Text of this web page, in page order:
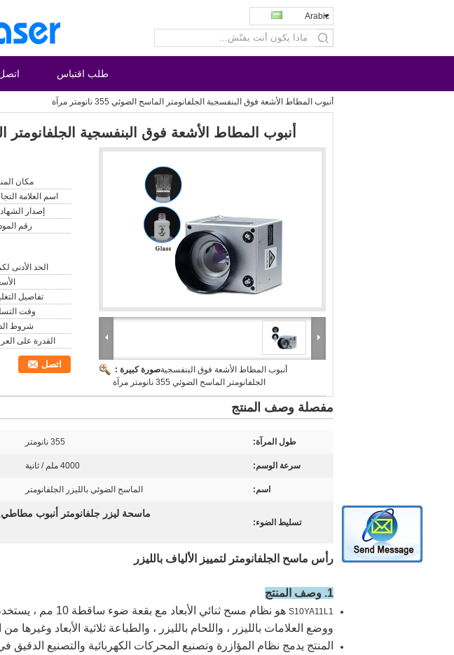
Arabic
search
اتصل طلب اقتباس
أنبوب المطاط الأشعة فوق البنفسجية الجلفانومتر الماسح الضوئي 355 نانومتر مرآة
أنبوب المطاط الأشعة فوق البنفسجية الجلفانومتر الماسح
صورة كبيرة :أنبوب المطاط الأشعة فوق البنفسجية
الجلفانومتر الماسح الضوئي 355 نانومتر مرآة
مكان
اسم العلامة
إصدار
رقم
الحد الأدنى
تفاصيل
وقت
شروط
القدرة على
اتصل
مفصلة وصف المنتج
طول المرآة: 355 نانومتر
سرعة الوسم: 4000 ملم / ثانية
اسم: الماسح الضوئي بالليزر الجلفانومتر
تسليط الضوء:
ماسحة ليزر جلفانومتر أنبوب مطاطي,
رأس ماسح الجلفانومتر لتمييز الألياف بالليزر
1. وصف المنتج
S10YA11L1
هو نظام مسح ثنائي
ووضع العلامات بالليزر ، واللحام بالليزر ، والطباعة ثلاثية الأبعاد وغيرها من
المنتج يدمج نظام المؤازرة وتصنيع المحركات الكهربائية والتصنيع الدقيق